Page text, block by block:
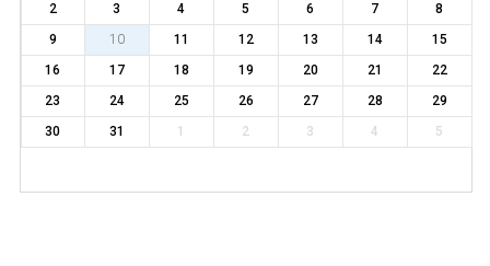
2
3 4 5 6 7
8
9
10 11 12 13 14
15
16
17 18 19 20 21
22
23
24 25 26 27 28
29
30
31 1 2 3 4 5